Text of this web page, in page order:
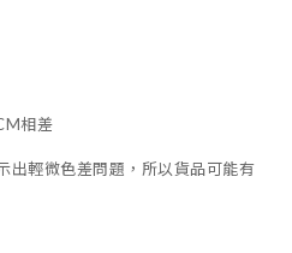
相差
出輕微色差問題，所以貨品可能有